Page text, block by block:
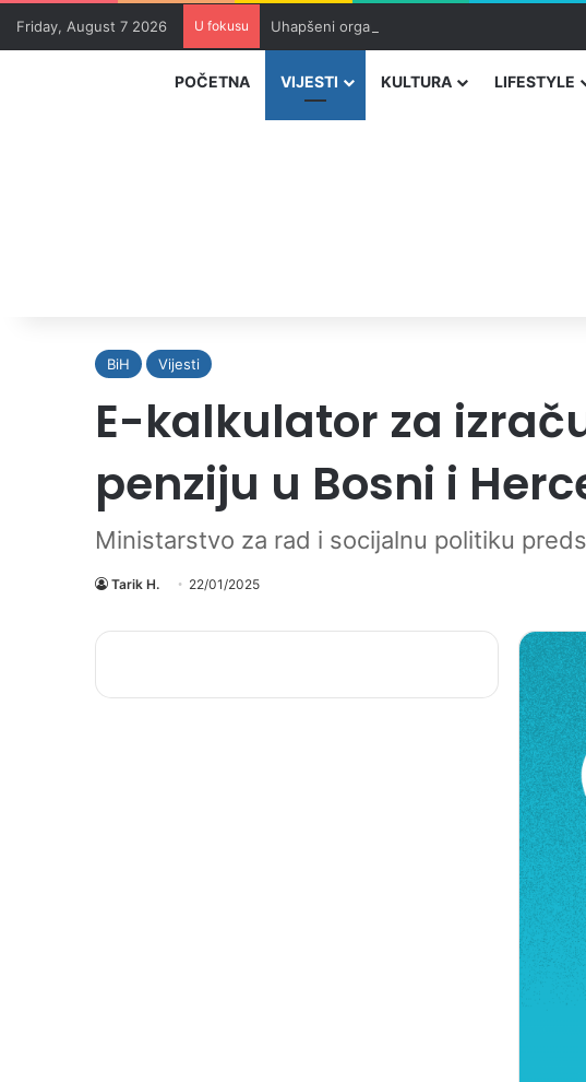
Friday, August 7 2026 U fokusu Uhapšeni organizatori krijumčarenja migranata
POČETNA VIJESTI KULTURA LIFESTYLE
BiH Vijesti
E-kalkulator za
penziju u Bosni i
Ministarstvo za rad i socijalnu politiku
Tarik H. 22/01/2025